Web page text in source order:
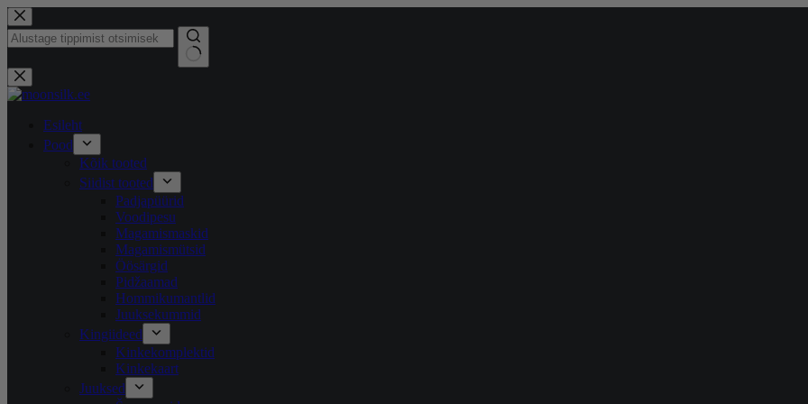
Skip
to
content
Tulemusi
ei
Esileht
Pood
Kõik tooted
Siidist tooted
Padjapüürid
Voodipesu
Magamismaskid
Magamismütsid
Öösärgid
Pidžaamad
Hommikumantlid
Juuksekummid
Kingiideed
Kinkekomplektid
Kinkekaart
Juuksed